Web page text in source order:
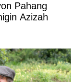
Pahang
Azizah